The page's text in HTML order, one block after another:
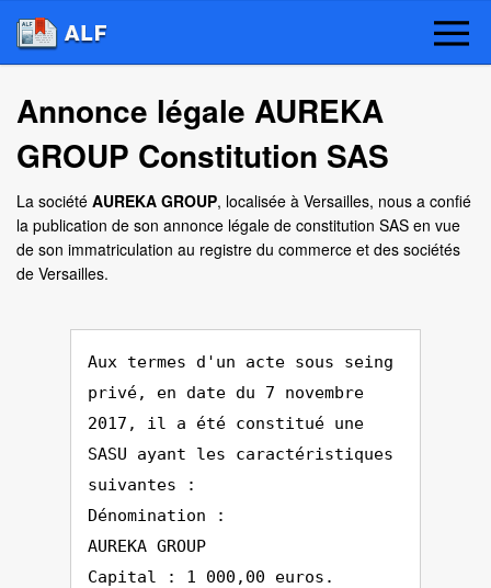
Annonce légale AUREKA
GROUP Constitution SAS
La société AUREKA GROUP, localisée à Versailles, nous a confié
la publication de son annonce légale de constitution SAS en vue
de son immatriculation au registre du commerce et des sociétés
de Versailles.
Aux termes d'un acte sous seing
privé, en date du 7 novembre
2017, il a été constitué une
SASU ayant les caractéristiques
suivantes :
Dénomination :
AUREKA GROUP
Capital : 1 000,00 euros.